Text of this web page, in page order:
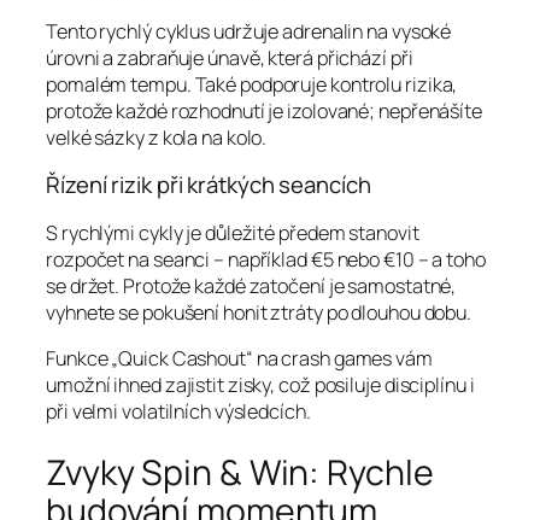
Tento rychlý cyklus udržuje adrenalin na vysoké
úrovni a zabraňuje únavě, která přichází při
pomalém tempu. Také podporuje kontrolu rizika,
protože každé rozhodnutí je izolované; nepřenášíte
velké sázky z kola na kolo.
Řízení rizik při krátkých seancích
S rychlými cykly je důležité předem stanovit
rozpočet na seanci – například €5 nebo €10 – a toho
se držet. Protože každé zatočení je samostatné,
vyhnete se pokušení honit ztráty po dlouhou dobu.
Funkce „Quick Cashout“ na crash games vám
umožní ihned zajistit zisky, což posiluje disciplínu i
při velmi volatilních výsledcích.
Zvyky Spin & Win: Rychle
budování momentum